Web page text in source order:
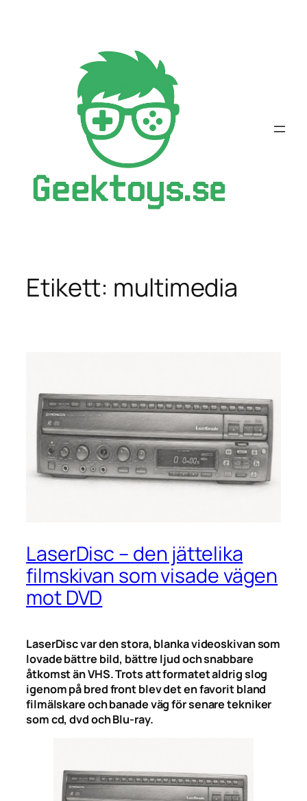
Etikett: multimedia
LaserDisc – den jättelika
filmskivan som visade vägen
mot DVD
LaserDisc var den stora, blanka videoskivan som
lovade bättre bild, bättre ljud och snabbare
åtkomst än VHS. Trots att formatet aldrig slog
igenom på bred front blev det en favorit bland
filmälskare och banade väg för senare tekniker
som cd, dvd och Blu-ray.